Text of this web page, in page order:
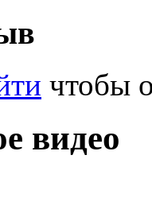
чтобы
видео